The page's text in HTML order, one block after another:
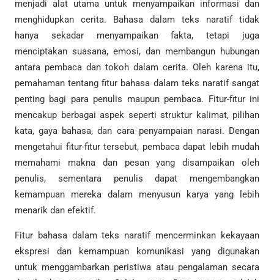
menjadi alat utama untuk menyampaikan informasi dan
menghidupkan cerita. Bahasa dalam teks naratif tidak
hanya sekadar menyampaikan fakta, tetapi juga
menciptakan suasana, emosi, dan membangun hubungan
antara pembaca dan tokoh dalam cerita. Oleh karena itu,
pemahaman tentang fitur bahasa dalam teks naratif sangat
penting bagi para penulis maupun pembaca. Fitur-fitur ini
mencakup berbagai aspek seperti struktur kalimat, pilihan
kata, gaya bahasa, dan cara penyampaian narasi. Dengan
mengetahui fitur-fitur tersebut, pembaca dapat lebih mudah
memahami makna dan pesan yang disampaikan oleh
penulis, sementara penulis dapat mengembangkan
kemampuan mereka dalam menyusun karya yang lebih
menarik dan efektif.
Fitur bahasa dalam teks naratif mencerminkan kekayaan
ekspresi dan kemampuan komunikasi yang digunakan
untuk menggambarkan peristiwa atau pengalaman secara